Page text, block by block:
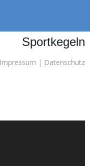
Sportkegeln
Impressum | Datenschutz